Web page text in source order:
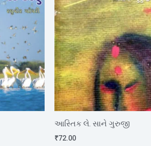
આસ્તિક લે. સાને ગુરુજી
₹72.00